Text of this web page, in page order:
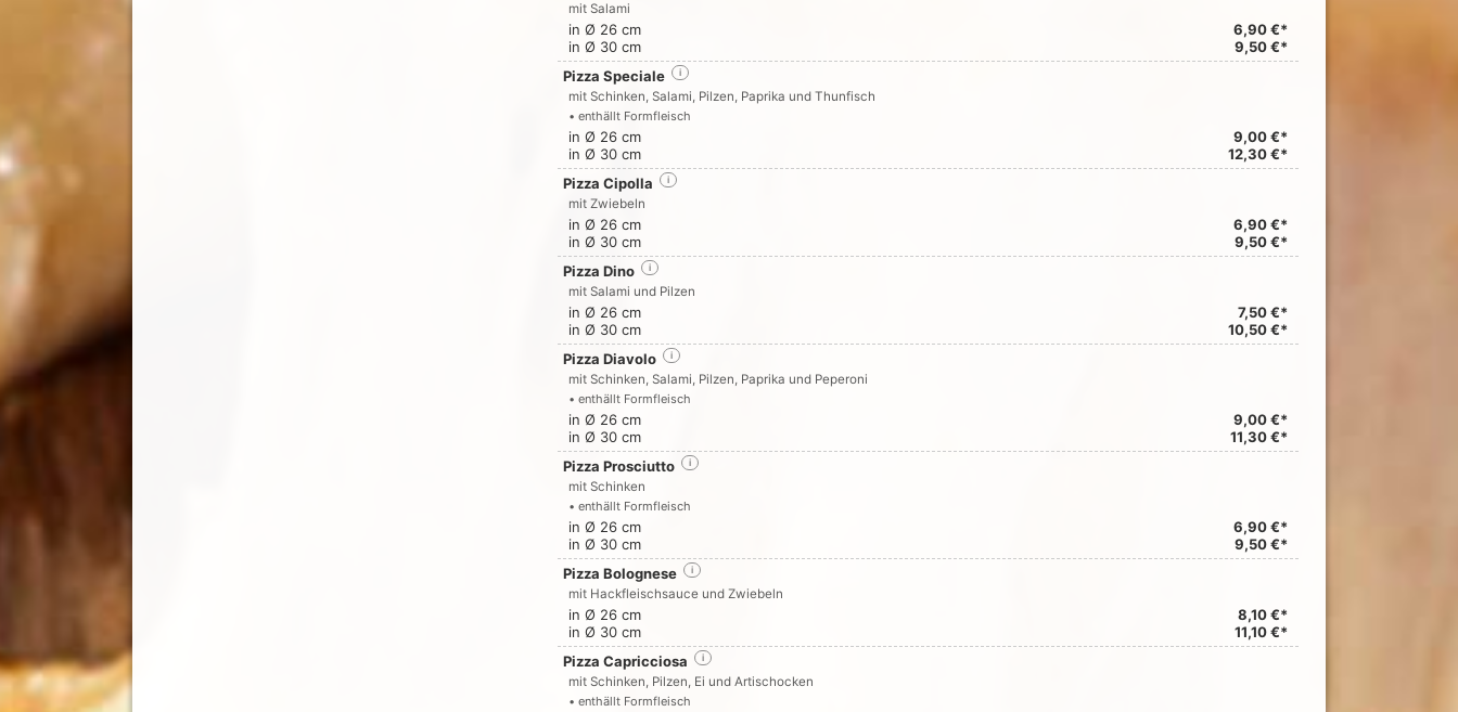
mit Salami
in Ø 26 cm
6,90 €*
in Ø 30 cm
9,50 €*
Pizza Speciale
i
mit Schinken, Salami, Pilzen, Paprika und Thunfisch
• enthällt Formfleisch
in Ø 26 cm
9,00 €*
in Ø 30 cm
12,30 €*
Pizza Cipolla
i
mit Zwiebeln
in Ø 26 cm
6,90 €*
in Ø 30 cm
9,50 €*
Pizza Dino
i
mit Salami und Pilzen
in Ø 26 cm
7,50 €*
in Ø 30 cm
10,50 €*
Pizza Diavolo
i
mit Schinken, Salami, Pilzen, Paprika und Peperoni
• enthällt Formfleisch
in Ø 26 cm
9,00 €*
in Ø 30 cm
11,30 €*
Pizza Prosciutto
i
mit Schinken
• enthällt Formfleisch
in Ø 26 cm
6,90 €*
in Ø 30 cm
9,50 €*
Pizza Bolognese
i
mit Hackfleischsauce und Zwiebeln
in Ø 26 cm
8,10 €*
in Ø 30 cm
11,10 €*
Pizza Capricciosa
i
mit Schinken, Pilzen, Ei und Artischocken
• enthällt Formfleisch